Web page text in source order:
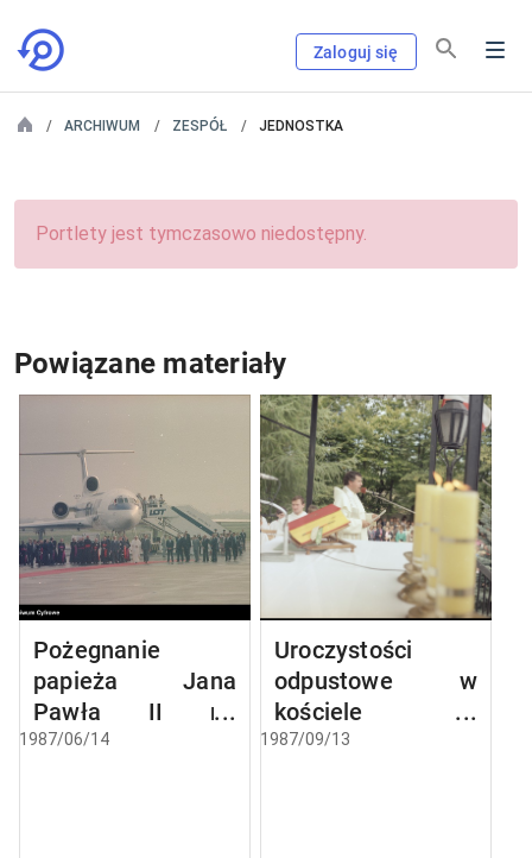
Zaloguj się
ARCHIWUM ZESPÓŁ JEDNOSTKA
Portlety jest tymczasowo niedostępny.
Powiązane materiały
Pożegnanie
papieża Jana
Pawła II na
lotnisku Okęcie w
1987/06/14
Uroczystości
odpustowe w
kościele
Narodzenia
1987/09/13